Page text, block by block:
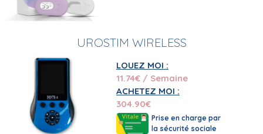
UROSTIM WIRELESS
LOUEZ MOI :
11.74€ / Semaine
ACHETEZ MOI :
304.90€
Prise en charge par
la sécurité sociale